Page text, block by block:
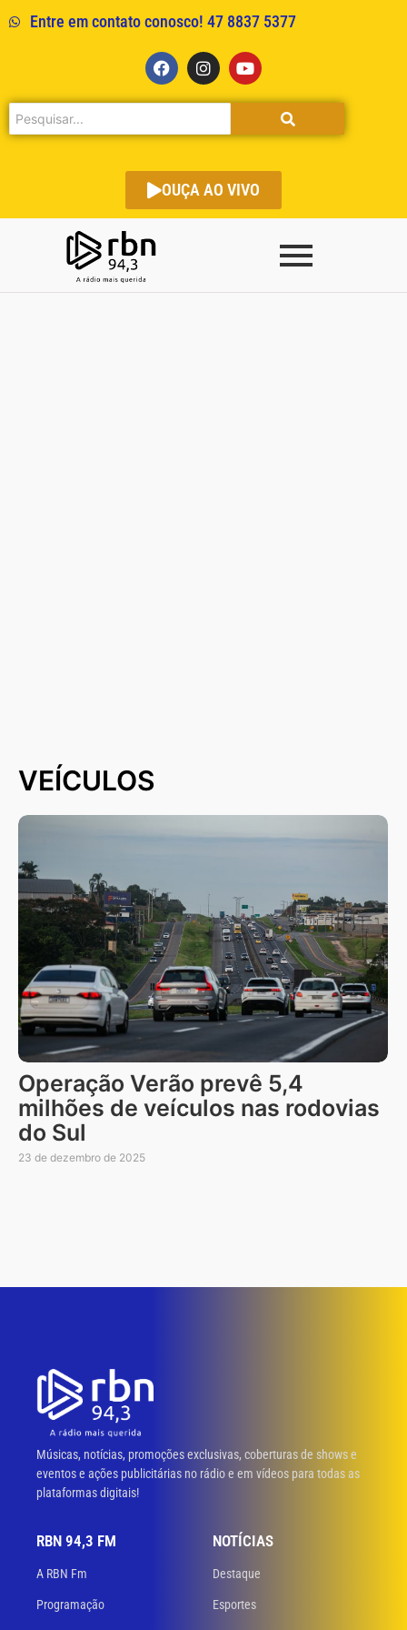
Entre em contato conosco! 47 8837 5377
OUÇA AO VIVO
VEÍCULOS
Operação Verão prevê 5,4
milhões de veículos nas rodovias
do Sul
23 de dezembro de 2025
Músicas, notícias, promoções exclusivas, coberturas de shows e
eventos e ações publicitárias no rádio e em vídeos para todas as
plataformas digitais!
RBN 94,3 FM
A RBN Fm
Programação
NOTÍCIAS
Destaque
Esportes